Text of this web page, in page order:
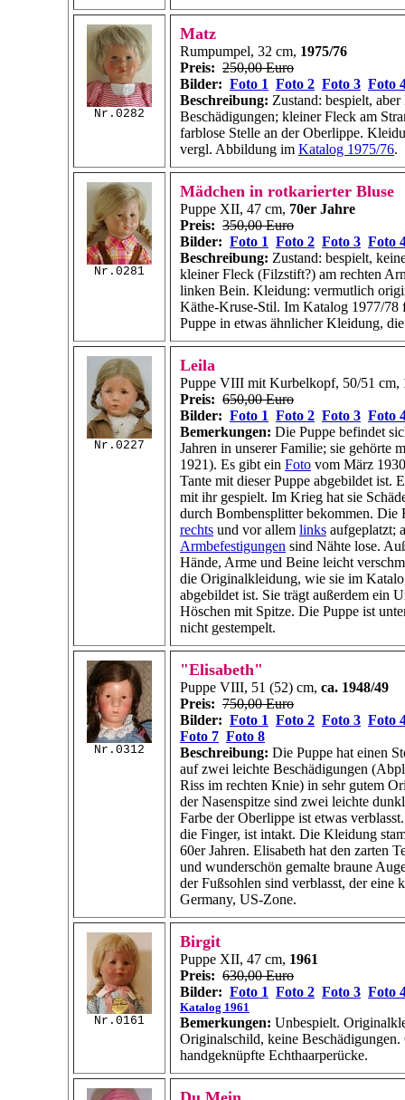
Nr.0282
Matz
Rumpumpel, 32 cm, 1975/76
Preis: 250,00 Euro
Bilder: Foto 1 Foto 2 Foto 3 Foto
Beschreibung: Zustand: bespielt, aber
Beschädigungen; kleiner Fleck am
farblose Stelle an der Oberlippe.
vergl. Abbildung im Katalog 1975/76.
Nr.0281
Mädchen in rotkarierter Bluse
Puppe XII, 47 cm, 70er Jahre
Preis: 350,00 Euro
Bilder: Foto 1 Foto 2 Foto 3 Foto
Beschreibung: Zustand: bespielt,
kleiner Fleck (Filzstift?) am rechten
linken Bein. Kleidung: vermutlich
Käthe-Kruse-Stil. Im Katalog 1977/78
Puppe in etwas ähnlicher Kleidung,
Nr.0227
Leila
Puppe VIII mit Kurbelkopf, 50/51 cm,
Preis: 650,00 Euro
Bilder: Foto 1 Foto 2 Foto 3 Foto
Bemerkungen: Die Puppe befindet
Jahren in unserer Familie; sie gehörte
1921). Es gibt ein Foto vom März
Tante mit dieser Puppe abgebildet ist.
mit ihr gespielt. Im Krieg hat sie
durch Bombensplitter bekommen. Die
rechts und vor allem links aufgeplatzt;
Armbefestigungen sind Nähte lose.
Hände, Arme und Beine leicht
die Originalkleidung, wie sie im
abgebildet ist. Sie trägt außerdem ein
Höschen mit Spitze. Die Puppe ist
nicht gestempelt.
Nr.0312
"Elisabeth"
Puppe VIII, 51 (52) cm, ca. 1948/49
Preis: 750,00 Euro
Bilder: Foto 1 Foto 2 Foto 3 Foto
Foto 7 Foto 8
Beschreibung: Die Puppe hat einen
auf zwei leichte Beschädigungen
Riss im rechten Knie) in sehr gutem
der Nasenspitze sind zwei leichte
Farbe der Oberlippe ist etwas
die Finger, ist intakt. Die Kleidung
60er Jahren. Elisabeth hat den zarten
und wunderschön gemalte braune
der Fußsohlen sind verblasst, der eine
Germany, US-Zone.
Nr.0161
Birgit
Puppe XII, 47 cm, 1961
Preis: 630,00 Euro
Bilder: Foto 1 Foto 2 Foto 3 Foto
Katalog 1961
Bemerkungen: Unbespielt.
Originalschild, keine Beschädigungen.
handgeknüpfte Echthaarperücke.